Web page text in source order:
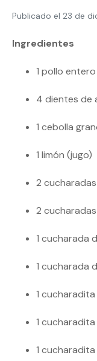
Publicado el 23 de
Ingredientes
1 pollo
4 dientes de
1 cebolla
1 limón (jugo)
2
2
1 cucharada
1 cucharada
1
1
1